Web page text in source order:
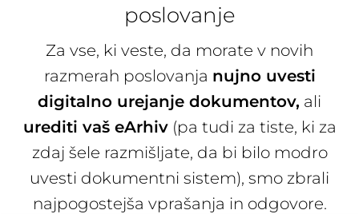
poslovanje
Za vse, ki veste, da morate v novih
razmerah poslovanja nujno uvesti
digitalno urejanje dokumentov, ali
urediti vaš eArhiv(pa tudi za tiste, ki za
zdaj šele razmišljate, da bi bilo modro
uvesti dokumentni sistem), smo zbrali
najpogostejša vprašanja in odgovore.